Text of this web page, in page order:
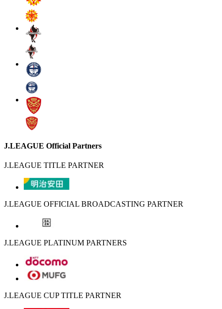
J.LEAGUE Official Partners
J.LEAGUE TITLE PARTNER
J.LEAGUE OFFICIAL BROADCASTING PARTNER
J.LEAGUE PLATINUM PARTNERS
J.LEAGUE CUP TITLE PARTNER